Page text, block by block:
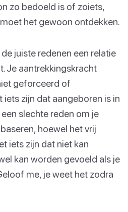
zo bedoeld is of zoiets,
het gewoon ontdekken.
juiste redenen een relatie
Je aantrekkingskracht
geforceerd of
zijn dat aangeboren is in
slechte reden om je
hoewel het vrij
iets zijn dat niet kan
kan worden gevoeld als je
me, je weet het zodra